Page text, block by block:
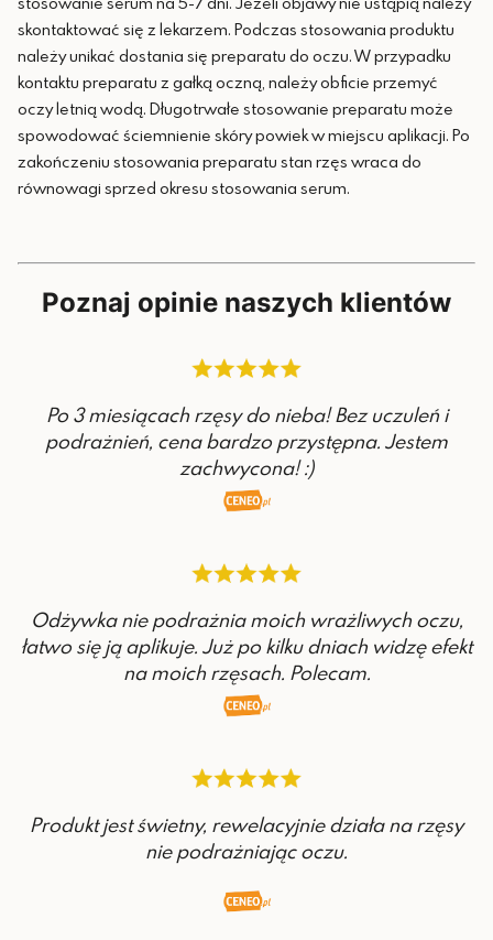
skontaktować się z lekarzem. Podczas stosowania produktu
należy unikać dostania się preparatu do oczu.W przypadku
kontaktu preparatu z gałką oczną, należy obficie przemyć
oczy letnią wodą. Długotrwałe stosowanie preparatu może
spowodować ściemnienie skóry powiek w miejscu aplikacji. Po
zakończeniu stosowania preparatu stan rzęs wraca do
równowagi sprzed okresu stosowania serum.
Poznaj opinie naszych klientów
Po 3 miesiącach rzęsy do nieba! Bez uczuleń i
podrażnień, cena bardzo przystępna. Jestem
zachwycona! :)
Odżywka nie podrażnia moich wrażliwych oczu,
łatwo się ją aplikuje. Już po kilku dniach widzę efekt
na moich rzęsach. Polecam.
Produkt jest świetny, rewelacyjnie działa na rzęsy
nie podrażniając oczu.